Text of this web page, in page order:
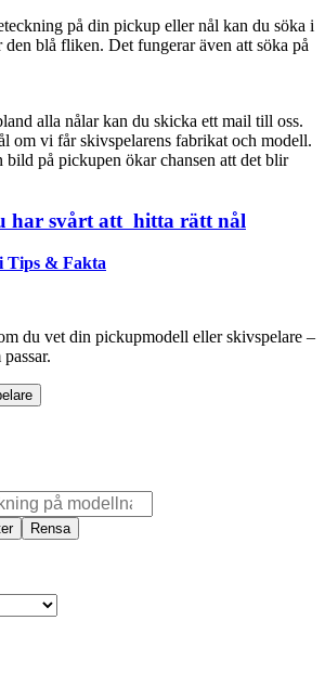
på din pickup eller nål kan du söka i
blå fliken. Det fungerar även att söka på
alla nålar kan du skicka ett mail till oss.
om vi får skivspelarens fabrikat och modell.
bild på pickupen ökar chansen att det blir
har svårt att hitta rätt nål
Tips & Fakta
du vet din pickupmodell eller skivspelare –
Rensa